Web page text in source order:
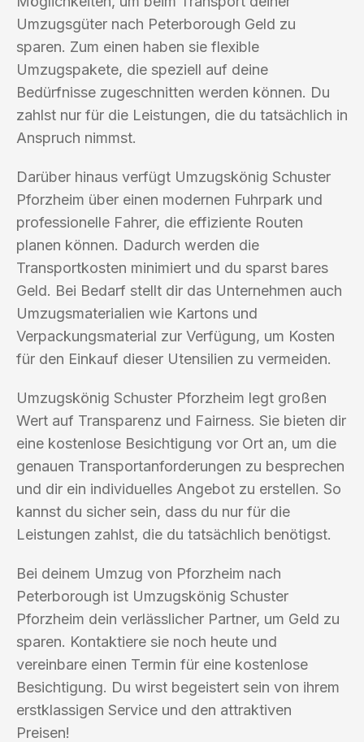
Umzugsgüter nach Peterborough Geld zu
sparen. Zum einen haben sie flexible
Umzugspakete, die speziell auf deine
Bedürfnisse zugeschnitten werden können. Du
zahlst nur für die Leistungen, die du tatsächlich in
Anspruch nimmst.
Darüber hinaus verfügt Umzugskönig Schuster
Pforzheim über einen modernen Fuhrpark und
professionelle Fahrer, die effiziente Routen
planen können. Dadurch werden die
Transportkosten minimiert und du sparst bares
Geld. Bei Bedarf stellt dir das Unternehmen auch
Umzugsmaterialien wie Kartons und
Verpackungsmaterial zur Verfügung, um Kosten
für den Einkauf dieser Utensilien zu vermeiden.
Umzugskönig Schuster Pforzheim legt großen
Wert auf Transparenz und Fairness. Sie bieten dir
eine kostenlose Besichtigung vor Ort an, um die
genauen Transportanforderungen zu besprechen
und dir ein individuelles Angebot zu erstellen. So
kannst du sicher sein, dass du nur für die
Leistungen zahlst, die du tatsächlich benötigst.
Bei deinem Umzug von Pforzheim nach
Peterborough ist Umzugskönig Schuster
Pforzheim dein verlässlicher Partner, um Geld zu
sparen. Kontaktiere sie noch heute und
vereinbare einen Termin für eine kostenlose
Besichtigung. Du wirst begeistert sein von ihrem
erstklassigen Service und den attraktiven
Preisen!